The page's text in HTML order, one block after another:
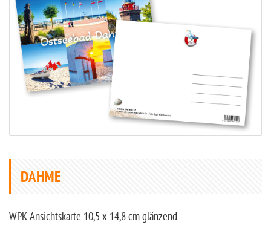
DAHME
WPK Ansichtskarte 10,5 x 14,8 cm glänzend.